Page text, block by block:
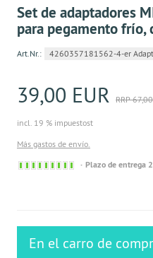
Set de adaptadores
para pegamento frío,
Art.Nr.: 4260357181562-4-er
39,00 EUR RRP
incl. 19 % impuestost
Más gastos de envío.
Sofort
Plazo de entrega
En el carro de